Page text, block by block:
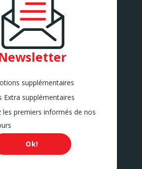
supplémentaires
Extra supplémentaires
les premiers informés de nos
Ok!